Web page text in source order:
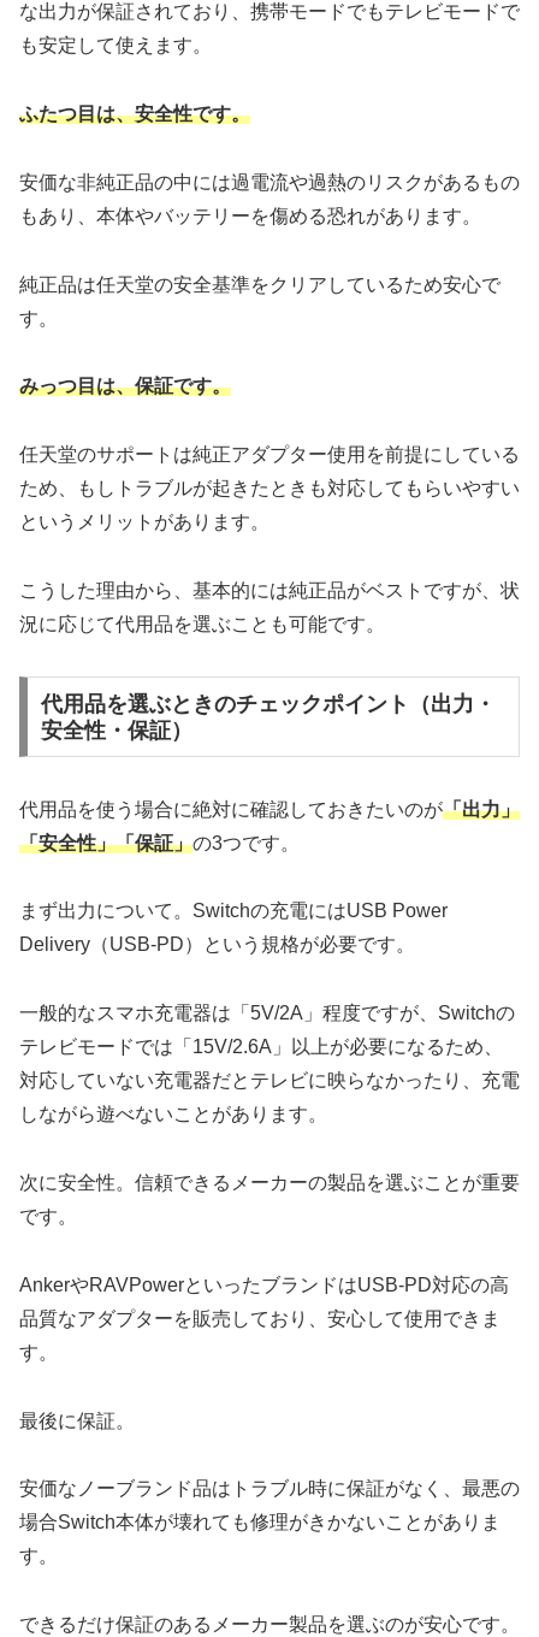
な出力が保証されており、携帯モードでもテレビモードで
も安定して使えます。
ふたつ目は、安全性です。
安価な非純正品の中には過電流や過熱のリスクがあるもの
もあり、本体やバッテリーを傷める恐れがあります。
純正品は任天堂の安全基準をクリアしているため安心で
す。
みっつ目は、保証です。
任天堂のサポートは純正アダプター使用を前提にしている
ため、もしトラブルが起きたときも対応してもらいやすい
というメリットがあります。
こうした理由から、基本的には純正品がベストですが、状
況に応じて代用品を選ぶことも可能です。
代用品を選ぶときのチェックポイント（出力・
安全性・保証）
代用品を使う場合に絶対に確認しておきたいのが「出力」
「安全性」「保証」の3つです。
まず出力について。Switchの充電にはUSB Power
Delivery（USB-PD）という規格が必要です。
一般的なスマホ充電器は「5V/2A」程度ですが、Switchの
テレビモードでは「15V/2.6A」以上が必要になるため、
対応していない充電器だとテレビに映らなかったり、充電
しながら遊べないことがあります。
次に安全性。信頼できるメーカーの製品を選ぶことが重要
です。
AnkerやRAVPowerといったブランドはUSB-PD対応の高
品質なアダプターを販売しており、安心して使用できま
す。
最後に保証。
安価なノーブランド品はトラブル時に保証がなく、最悪の
場合Switch本体が壊れても修理がきかないことがありま
す。
できるだけ保証のあるメーカー製品を選ぶのが安心です。